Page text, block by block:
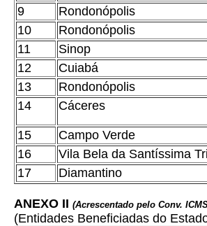
9
Rondonópolis
10
Rondonópolis
11
Sinop
12
Cuiabá
13 Rondonópolis
14 Cáceres
15 Campo Verde
16 Vila Bela da Santíssima
17 Diamantino
ANEXO II (Acrescentado pelo Conv.
(Entidades Beneficiadas do